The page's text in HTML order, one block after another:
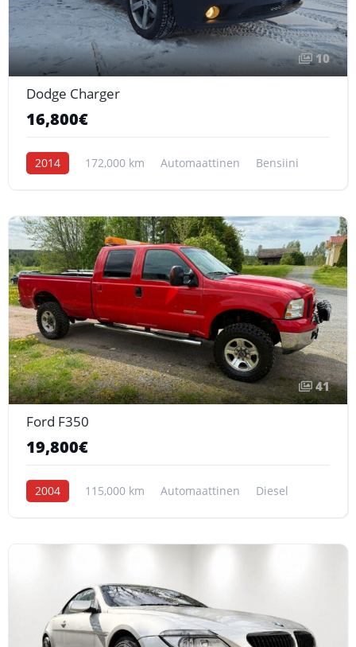
10
Dodge Charger
16,800€
2014 172,000 km Automaattinen Bensiini
41
Ford F350
19,800€
2004 115,000 km Automaattinen Diesel